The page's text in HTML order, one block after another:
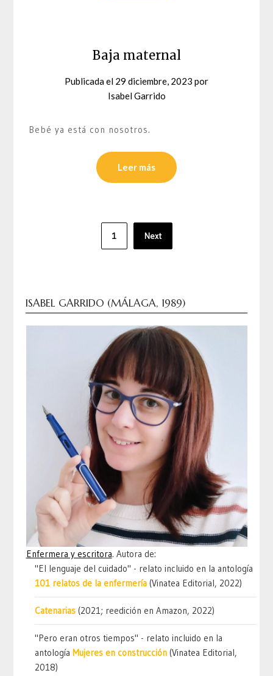
Baja maternal
Publicada el 29 diciembre, 2023 por
Isabel Garrido
Bebé ya está con nosotros.
Leer más
1 Next
ISABEL GARRIDO (MÁLAGA, 1989)
Enfermera y escritora. Autora de:
"El lenguaje del cuidado" - relato incluido en la antología
101 relatos de la enfermería (Vinatea Editorial, 2022)
Catenarias (2021; reedición en Amazon, 2022)
"Pero eran otros tiempos" - relato incluido en la
antologíaMujeres en construcción (Vinatea Editorial,
2018)